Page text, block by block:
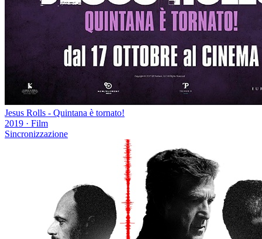
Jesus Rolls - Quintana è tornato!
2019 · Film
Sincronizzazione